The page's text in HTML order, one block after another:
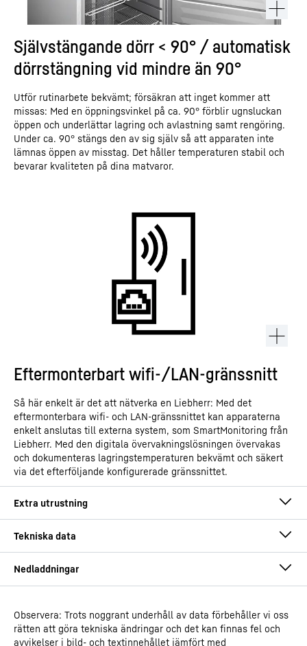
Självstängande dörr < 90° / automatisk
dörrstängning vid mindre än 90°
Utför rutinarbete bekvämt; försäkran att inget kommer att
missas: Med en öppningsvinkel på ca. 90° förblir ugnsluckan
öppen och underlättar lagring och avlastning samt rengöring.
Under ca. 90° stängs den av sig själv så att apparaten inte
lämnas öppen av misstag. Det håller temperaturen stabil och
bevarar kvaliteten på dina matvaror.
Eftermonterbart wifi-/LAN-gränssnitt
Så här enkelt är det att nätverka en Liebherr: Med det
eftermonterbara wifi- och LAN-gränssnittet kan apparaterna
enkelt anslutas till externa system, som SmartMonitoring från
Liebherr. Med den digitala övervakningslösningen övervakas
och dokumenteras lagringstemperaturen bekvämt och säkert
via det efterföljande konfigurerade gränssnittet.
Produktkategori
Fristående frysskåp med
Driftsinstruktioner
Observera: Trots noggrant underhåll av data förbehåller vi oss
rätten att göra tekniska ändringar och det kan finnas fel och
avvikelser i bild- och textinnehållet jämfört med